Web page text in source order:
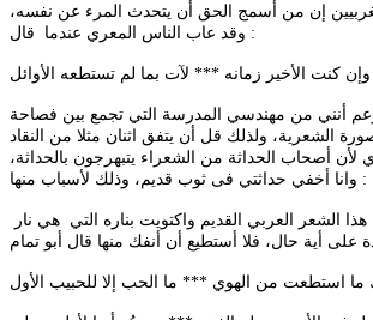
إن من أسمج الحق أن يتحدث المرء عن نفسه،
وقد عاب الناس المعري عندما قال :
كنت الأخير زمانه *** لآت بما لم تستطعه الأوائل
أنني من مهندسي المدرسة التي تجمع بين فصاحة
الشعرية، ولذلك قل أن يتفق اثنان مثلا من النقاد
أصحاب الحداثة من الشعراء يتبهرجون بالحداثة،
وانا أخفي حداثتي فى ثوب قديم، وذلك لأسباب منها :
ما استطعت من الهوي *** ما الحب إلا للحبيب الأول